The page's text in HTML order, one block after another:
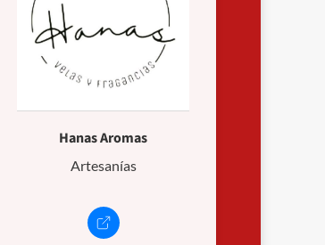
Hanas Aromas
Artesanías